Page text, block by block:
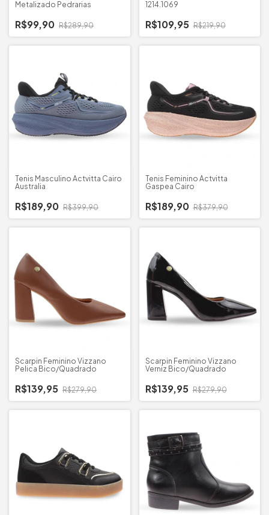
Metalizado Pedrarias
R$99,90 R$289,90
1214.1069
R$109,95 R$219,90
Tenis Masculino Actvitta Cairo
Australia
R$189,90 R$399,90
Tenis Feminino Actvitta
Gaspea Cairo
R$189,90 R$379,90
Scarpin Feminino Vizzano
Pelica Bico/Quadrado
R$139,95 R$279,90
Scarpin Feminino Vizzano
Verniz Bico/Quadrado
R$139,95 R$279,90